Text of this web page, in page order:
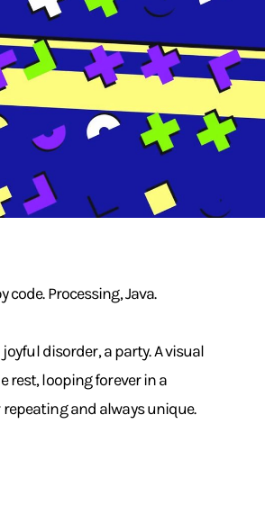
code. Processing, Java.
joyful disorder, a party. A visual
rest, looping forever in a
and always unique.